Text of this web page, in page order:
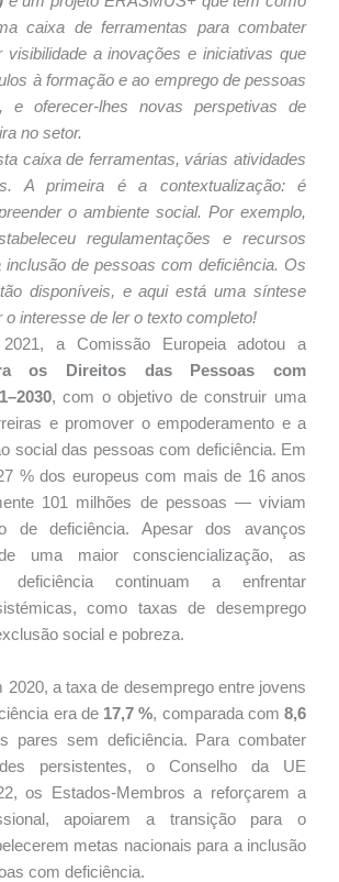
caixa de ferramentas para combater
visibilidade a inovações e iniciativas que
à formação e ao emprego de pessoas
e oferecer-lhes novas perspetivas de
no setor.
caixa de ferramentas, várias atividades
A primeira é a contextualização: é
o ambiente social. Por exemplo,
regulamentações e recursos
inclusão de pessoas com deficiência. Os
disponíveis, e aqui está uma síntese
o interesse de ler o texto completo!
a Comissão Europeia adotou a
os Direitos das Pessoas com
, com o objetivo de construir uma
e promover o empoderamento e a
social das pessoas com deficiência. Em
% dos europeus com mais de 16 anos
101 milhões de pessoas — viviam
de deficiência. Apesar dos avanços
uma maior consciencialização, as
deficiência continuam a enfrentar
como taxas de desemprego
social e pobreza.
2020, a taxa de desemprego entre jovens
era de 17,7 %, comparada com8,6
pares sem deficiência. Para combater
persistentes, o Conselho da UE
os Estados-Membros a reforçarem a
apoiarem a transição para o
metas nacionais para a inclusão
com deficiência.